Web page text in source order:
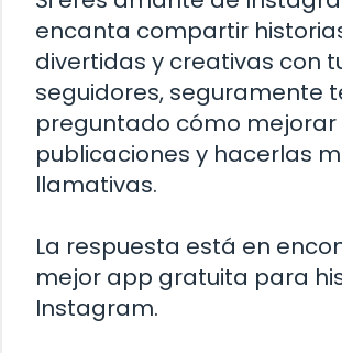
encanta compartir
divertidas y creativas con
seguidores, seguramente
preguntado cómo mejorar
publicaciones y hacerlas
llamativas.
La respuesta está en
mejor app gratuita para
Instagram.